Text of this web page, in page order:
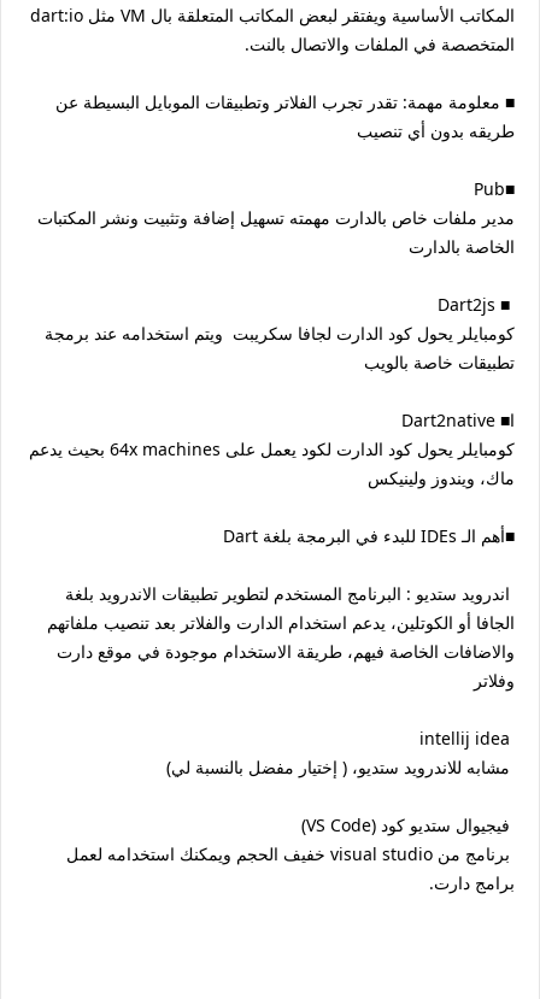
المكاتب الأساسية ويفتقر لبعض المكاتب المتعلقة بال VM مثل dart:io
المتخصصة في الملفات والاتصال بالنت.
‏■ معلومة مهمة: تقدر تجرب الفلاتر وتطبيقات الموبايل البسيطة عن
طريقه بدون أي تنصيب
‏■Pub
مدير ملفات خاص بالدارت مهمته تسهيل إضافة وتثبيت ونشر المكتبات
الخاصة بالدارت
‏■ Dart2js
كومبايلر يحول كود الدارت لجافا سكريبت ويتم استخدامه عند برمجة
تطبيقات خاصة بالويب
ا■ Dart2native
كومبايلر يحول كود الدارت لكود يعمل على 64x machines بحيث يدعم
ماك، ويندوز ولينيكس
‏■أهم الـ IDEs للبدء في البرمجة بلغة Dart
‏ اندرويد ستديو : البرنامج المستخدم لتطوير تطبيقات الاندرويد بلغة
الجافا أو الكوتلين، يدعم استخدام الدارت والفلاتر بعد تنصيب ملفاتهم
والاضافات الخاصة فيهم، طريقة الاستخدام موجودة في موقع دارت
وفلاتر
مشابه للاندرويد ستديو، ( إختيار مفضل بالنسبة لي) ‏
فيجيوال ستديو كود (VS Code)
برنامج من visual studio خفيف الحجم ويمكنك استخدامه لعمل
برامج دارت.